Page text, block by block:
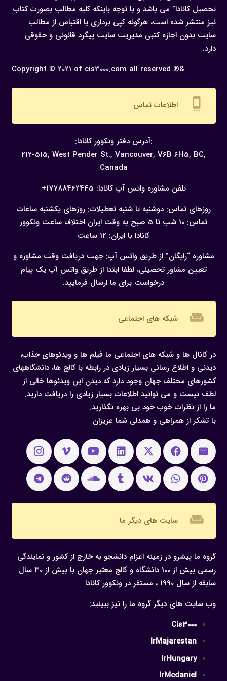
تحصیل کانادا” می باشد و با توجه باینکه کلیه مطالب بصورت کتاب
نیز منتشر شده است، هرگونه كپی برداری یا اقتباس از مطالب
سایت بدون اجازه كتبی مدیریت سایت پیگرد قانونی و حقوقی
دارد.
Copyright © 2021 of cis3000.com all reserved ®&
settings_cell اطلاعات تماس
:آدرس دفتر ونکوور کانادا:
212-515, West Pender St., Vancouver, V6B 6H5, BC,
Canada
تلفن مشاوره واتس آپ کانادا: 17788462445+
روزهای تماس: دوشنبه تا شنبه تعطیلات: روزهای یکشنبه ساعات
تماس: 10 شب تا 5 صبح به وقت ایران
اختلاف ساعت ونکوور
کانادا با ایران: 12 ساعت
مشاوره “رایگان” از طریق واتس آپ: جهت دریافت وقت مشاوره و
تعیین مشاور تحصیلی، لطفا ابتدا از طریق واتس آپ یک پیام
درخواست برای ما ارسال فرمایید.
weekend شبکه های اجتماعی
در کانال ها و شبکه های اجتماعی ما فیلم ها و ویدئوهای جذاب،
دیدنی و اطلاع رسانی بسیار زیادی در رابطه با کالج ها، دانشگاههای
کشورهای مختلف جهان وجود دارد که دیدن این ویدئوها خالی از
لطف نیست و می توانید اطلاعات بسیار زیادی را دریافت دارید.
ما را از نظرات خوب خود بی بهره نگذارید.
با تشکر از همراهی و همدلی شما عزیزان
weekend سایت های دیگر ما
گروه ما پیشرو در زمینه اعزام دانشجو به خارج از کشور و نمایندگی
رسمی بیش از 100 دانشگاه و کالج معتبر جهان با بیش از 30 سال
سابقه از سال 1990 ، مستقر در ونکوور کانادا
وب سایت های دیگر گروه ما را نیز ببینید:
Cis3000
IrMajarestan
IrHungary
IrMcdaniel